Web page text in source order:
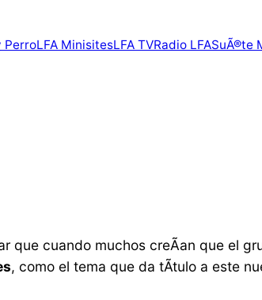
PerroLFA MinisitesLFA TVRadio LFASuÃ®te
que cuando muchos creÃ­an que el
, como el tema que da tÃ­tulo a este